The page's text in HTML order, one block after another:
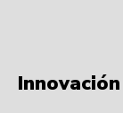
Innovación